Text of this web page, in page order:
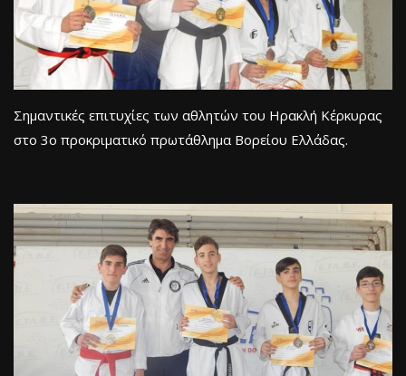
Σημαντικές επιτυχίες των αθλητών του Ηρακλή Κέρκυρας
στο 3ο προκριματικό πρωτάθλημα Βορείου Ελλάδας.